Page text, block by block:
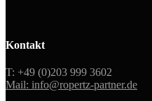
Kontakt
T: +49 (0)203 999 3602
Mail: info@ropertz-partner.de